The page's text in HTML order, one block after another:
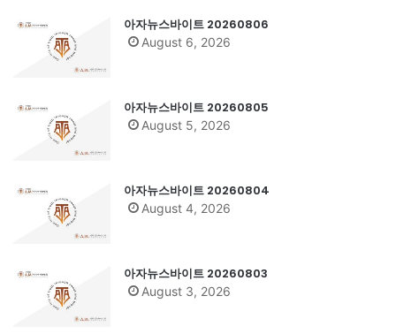
아자뉴스바이트 20260806
August 6, 2026
아자뉴스바이트 20260805
August 5, 2026
아자뉴스바이트 20260804
August 4, 2026
아자뉴스바이트 20260803
August 3, 2026